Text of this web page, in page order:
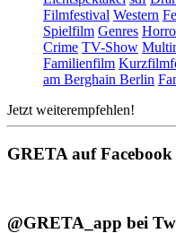
Filmfestival Western
Spielfilm Genres
Crime TV-Show
Familienfilm
am Berghain Berlin
Jetzt weiterempfehlen!
GRETA auf Facebook
@GRETA_app bei